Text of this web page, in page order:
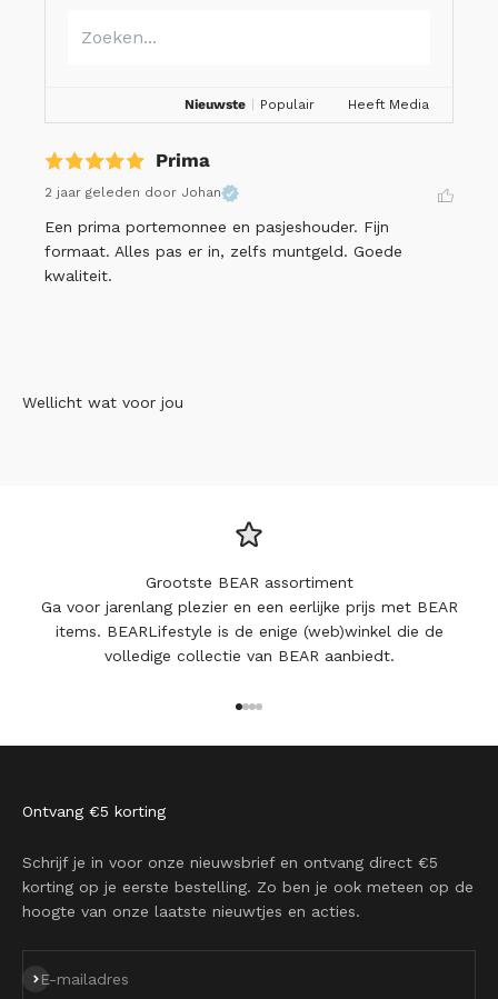
Nieuwste Populair Heeft Media
Prima
2 jaar geleden door Johan
Een prima portemonnee en pasjeshouder. Fijn
formaat. Alles pas er in, zelfs muntgeld. Goede
kwaliteit.
Wellicht wat voor jou
Grootste BEAR assortiment
Ga voor jarenlang plezier en een eerlijke prijs met BEAR
items. BEARLifestyle is de enige (web)winkel die de
volledige collectie van BEAR aanbiedt.
Ontvang €5 korting
Schrijf je in voor onze nieuwsbrief en ontvang direct €5
korting op je eerste bestelling. Zo ben je ook meteen op de
hoogte van onze laatste nieuwtjes en acties.
E-mailadres
Abonneren